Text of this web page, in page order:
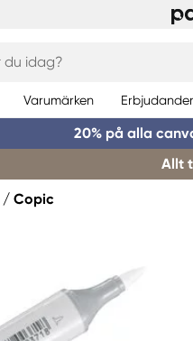
Varumärken
20% på alla
Allt
Copic